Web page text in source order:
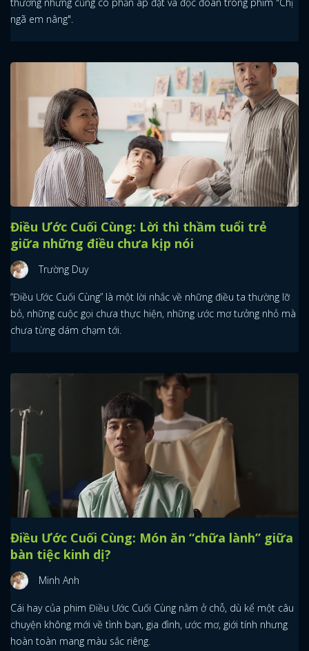
ngã em nâng".
Điều Ước Cuối Cùng: Lời thì thầm tuổi trẻ
giữa những điều chưa kịp nói
Trường Duy
“Điều Ước Cuối Cùng” là một lời nhắc về những điều ta thường lỡ
bỏ, những cuộc gọi chưa thực hiện, những ước mơ tưởng nhỏ mà
chưa từng dám chạm tới.
Điều Ước Cuối Cùng: Món ăn “chữa lành” giữa
bàn tiệc kinh dị?
Minh Anh
Cái hay của phim Điều Ước Cuối Cùng nằm ở chỗ, dù kể một câu
chuyện không mới về tình bạn, gia đình, ước mơ, giới tính nhưng
hoàn toàn mang màu sắc riêng.